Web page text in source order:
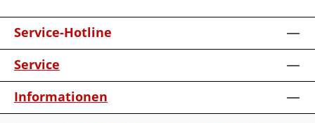
Service-Hotline
Service
Informationen